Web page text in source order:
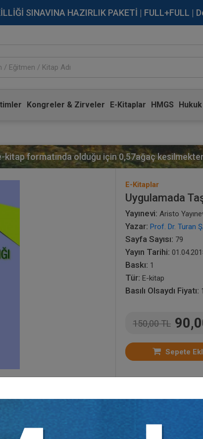
SINAVINA HAZIRLIK PAKETİ | FULL+FULL |
Kongreler & Zirveler E-Kitaplar HMGS Hukuk
kitap formatında olduğu için0,57ağaç
E-Kitaplar
Uygulamada
Yayınevi: Aristo
Yazar: Prof. Dr. Turan
Sayfa Sayısı: 79
Yayın Tarihi:
Baskı: 1
Tür: E-kitap
Basılı Olsaydı Fiyatı:
150,00 TL
Sepete
direkt olarak ulaşabilir ve cihazlarınızdan